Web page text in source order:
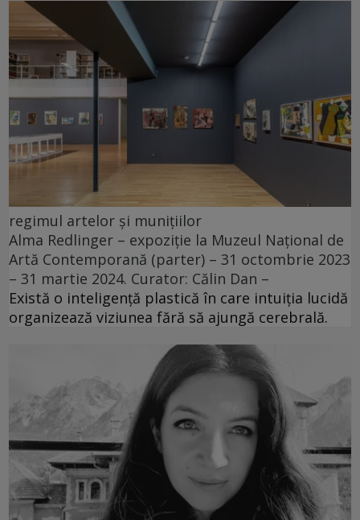
regimul artelor și munițiilor
Alma Redlinger – expoziție la Muzeul Național de
Artă Contemporană (parter) – 31 octombrie 2023
– 31 martie 2024. Curator: Călin Dan –
Există o inteligență plastică în care intuiția lucidă
organizează viziunea fără să ajungă cerebrală.